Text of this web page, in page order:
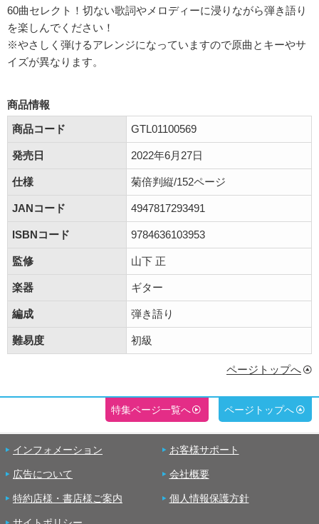
60曲セレクト！切ない歌詞やメロディーに浸りながら弾き語り
を楽しんでください！
※やさしく弾けるアレンジになっていますので原曲とキーやサ
イズが異なります。
商品情報
商品コード
GTL01100569
発売日 2022年6月27日
仕様 菊倍判縦/152ページ
JANコード 4947817293491
ISBNコード 9784636103953
監修 山下 正
楽器 ギター
編成 弾き語り
難易度 初級
ページトップへ
特集ページ一覧へ ページトップへ
インフォメーション お客様サポート
広告について 会社概要
特約店様・書店様ご案内 個人情報保護方針